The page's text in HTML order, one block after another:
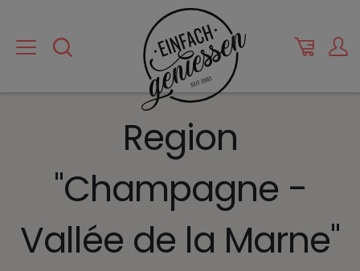
Region
"Champagne -
Vallée de la Marne"